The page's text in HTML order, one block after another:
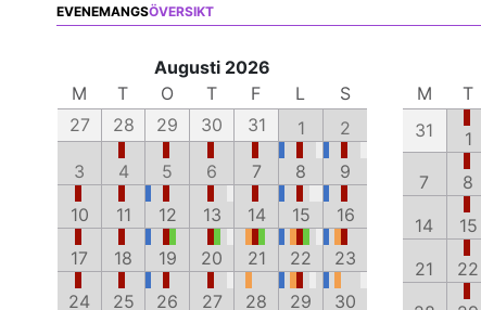
EVENEMANGSÖVERSIKT
Augusti 2026
M
T O T F L
S
27
28 29 30 31 1
2
3
4 5 6 7 8
9
10
11 12 13 14 15
16
17
18 19 20 21 22
23
24
25 26 27 28 29 30
M
T
31
1
7
8
14
15
21
22